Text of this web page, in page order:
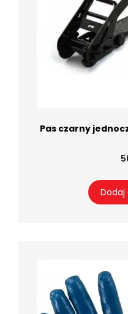
Pas czarny
Dodaj